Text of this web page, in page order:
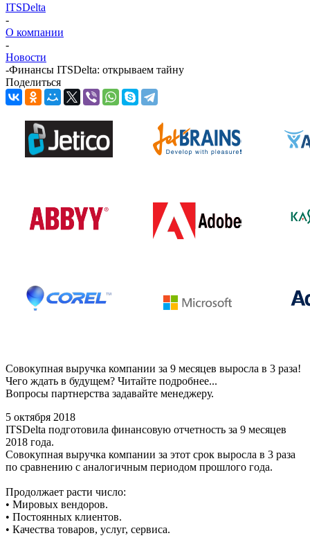
ITSDelta
-
О компании
-
Новости
-Финансы ITSDelta: открываем тайну
Поделиться
Совокупная выручка компании за 9 месяцев выросла в 3 раза!
Чего ждать в будущем? Читайте подробнее...
Вопросы партнерства задавайте менеджеру.
5 октября 2018
ITSDelta подготовила финансовую отчетность за 9 месяцев
2018 года.
Совокупная выручка компании за этот срок выросла в 3 раза
по сравнению с аналогичным периодом прошлого года.
Продолжает расти число:
• Мировых вендоров.
• Постоянных клиентов.
• Качества товаров, услуг, сервиса.